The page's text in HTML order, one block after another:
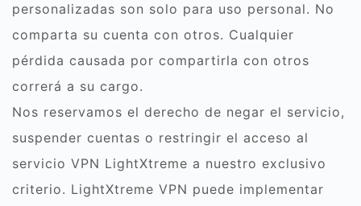
personalizadas son solo para uso personal. No
comparta su cuenta con otros. Cualquier
pérdida causada por compartirla con otros
correrá a su cargo.
Nos reservamos el derecho de negar el servicio,
suspender cuentas o restringir el acceso al
servicio VPN LightXtreme a nuestro exclusivo
criterio. LightXtreme VPN puede implementar